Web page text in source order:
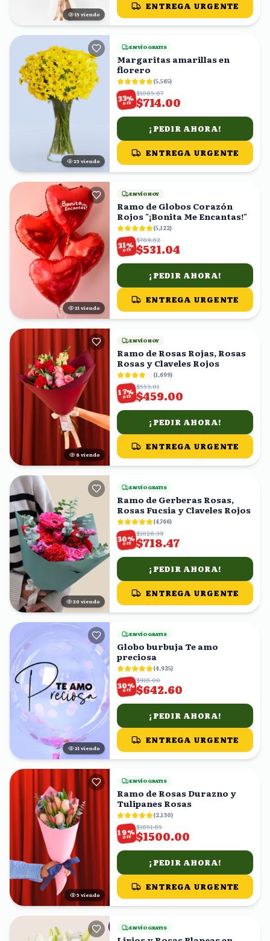
16 viendo
ENTREGA URGENTE
24 viendo
ENVÍO GRATIS
Margaritas amarillas en
florero
(5,565)
33%
OFF
$1065.67
$714.00
¡PEDIR AHORA!
ENTREGA URGENTE
20 viendo
ENVÍO HOY
Ramo de Globos Corazón
Rojos "¡Bonita Me Encantas!"
(5,122)
31%
OFF
$769.62
$531.04
¡PEDIR AHORA!
ENTREGA URGENTE
8 viendo
ENVÍO HOY
Ramo de Rosas Rojas, Rosas
Rosas y Claveles Rojos
(1,699)
17%
OFF
$553.01
$459.00
¡PEDIR AHORA!
ENTREGA URGENTE
21 viendo
ENVÍO GRATIS
Ramo de Gerberas Rosas,
Rosas Fucsia y Claveles Rojos
(4,766)
30%
OFF
$1026.39
$718.47
¡PEDIR AHORA!
ENTREGA URGENTE
22 viendo
ENVÍO GRATIS
Globo burbuja Te amo
preciosa
(4,925)
30%
OFF
$918.00
$642.60
¡PEDIR AHORA!
ENTREGA URGENTE
4 viendo
ENVÍO GRATIS
Ramo de Rosas Durazno y
Tulipanes Rosas
(2,130)
19%
OFF
$1851.85
$1500.00
¡PEDIR AHORA!
ENTREGA URGENTE
ENVÍO GRATIS